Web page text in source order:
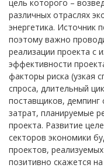
цель которого –
различных отраслях
энергетика. Источник
поэтому важно
реализации проекта с
эффективности
факторы риска (узкая
спроса, длительный
поставщиков, демпинг
затрат, планируемые
проекта. Развитие
секторов экономики
проектов,
позитивно скажется